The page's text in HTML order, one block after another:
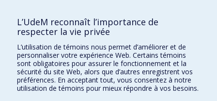
Écoles
Orthophonie et audiologie
Réadaptation
Directions
L’UdeM reconnaît l’importance de
respecter la vie privée
L’utilisation de témoins nous permet d’améliorer et de
personnaliser votre expérience Web. Certains témoins
sont obligatoires pour assurer le fonctionnement et la
sécurité du site Web, alors que d’autres enregistrent vos
préférences. En acceptant tout, vous consentez à notre
utilisation de témoins pour mieux répondre à vos besoins.